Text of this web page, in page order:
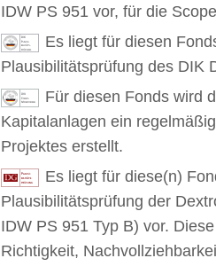
IDW PS 951 vor, für die
Es liegt für diesen
Plausibilitätsprüfung des DIK
Für diesen Fonds wird
Kapitalanlagen ein
Projektes erstellt.
Es liegt für diese(n)
Plausibilitätsprüfung der
IDW PS 951 Typ B) vor.
Richtigkeit,